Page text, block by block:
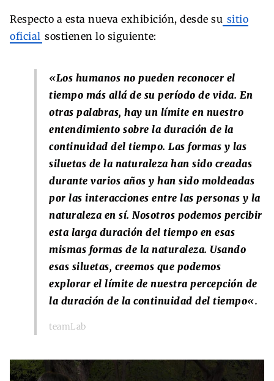
Respecto a esta nueva exhibición, desde su sitio
oficial sostienen lo siguiente:
«Los humanos no pueden reconocer el
tiempo más allá de su período de vida. En
otras palabras, hay un límite en nuestro
entendimiento sobre la duración de la
continuidad del tiempo. Las formas y las
siluetas de la naturaleza han sido creadas
durante varios años y han sido moldeadas
por las interacciones entre las personas y la
naturaleza en sí. Nosotros podemos percibir
esta larga duración del tiempo en esas
mismas formas de la naturaleza. Usando
esas siluetas, creemos que podemos
explorar el límite de nuestra percepción de
la duración de la continuidad del tiempo«.
teamLab